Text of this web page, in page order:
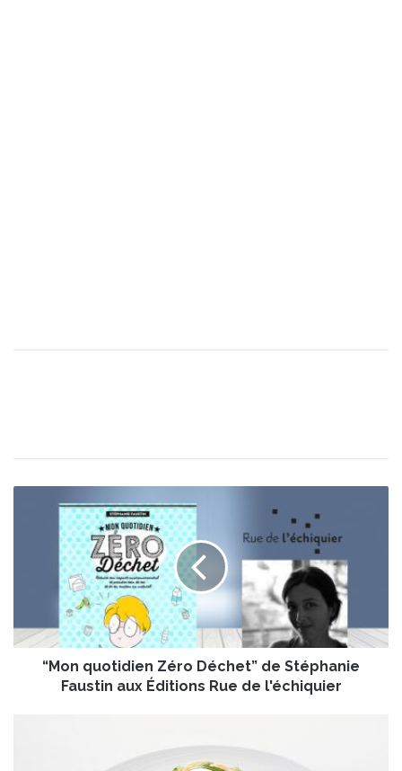
t
i
“Mon quotidien Zéro Déchet” de Stéphanie
Faustin aux Éditions Rue de l'échiquier